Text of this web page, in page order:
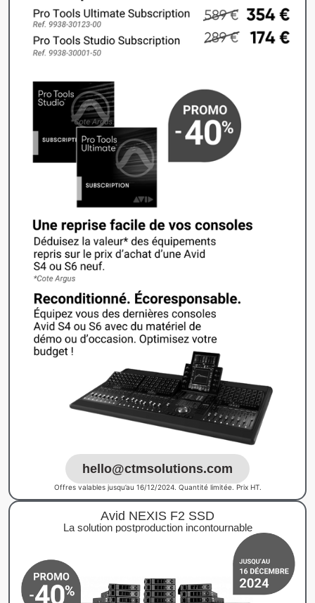
hello@ctmsolutions.com
Offres valables jusqu’au 16/12/2024. Quantité limitée. Prix HT.
Avid NEXIS F2 SSD
La solution postproduction incontournable